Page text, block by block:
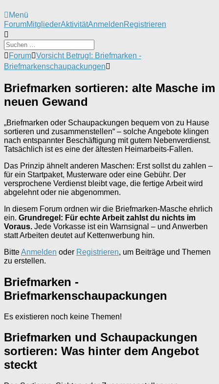
Menü
Forum-
Navigation
ForumMitgliederAktivitätAnmeldenRegistrieren
Forum-
Breadcrumbs
-
bist
hier:
Forum Vorsicht Betrug!: Briefmarken -
Briefmarkenschaupackungen
Briefmarken sortieren: alte Masche im
neuen Gewand
„Briefmarken oder Schaupackungen bequem von zu Hause
sortieren und zusammenstellen“ – solche Angebote klingen
nach entspannter Beschäftigung mit gutem Nebenverdienst.
Tatsächlich ist es eine der ältesten Heimarbeits-Fallen.
Das Prinzip ähnelt anderen Maschen: Erst sollst du zahlen –
für ein Startpaket, Musterware oder eine Gebühr. Der
versprochene Verdienst bleibt vage, die fertige Arbeit wird
abgelehnt oder nie abgenommen.
In diesem Forum ordnen wir die Briefmarken-Masche ehrlich
ein. Grundregel: Für echte Arbeit zahlst du nichts im
Voraus. Jede Vorkasse ist ein Warnsignal – und Anwerben
statt Arbeiten deutet auf Kettenwerbung hin.
BitteAnmelden oder Registrieren, um Beiträge und Themen
zu erstellen.
Briefmarken -
Briefmarkenschaupackungen
Es existieren noch keine Themen!
Briefmarken und Schaupackungen
sortieren: Was hinter dem Angebot
steckt